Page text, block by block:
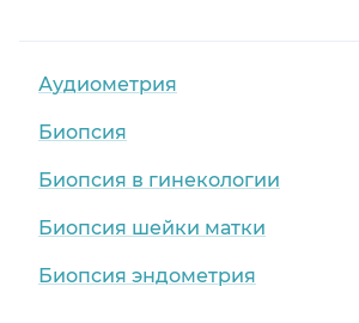
Аудиометрия
Биопсия
Биопсия в гинекологии
Биопсия шейки матки
Биопсия эндометрия